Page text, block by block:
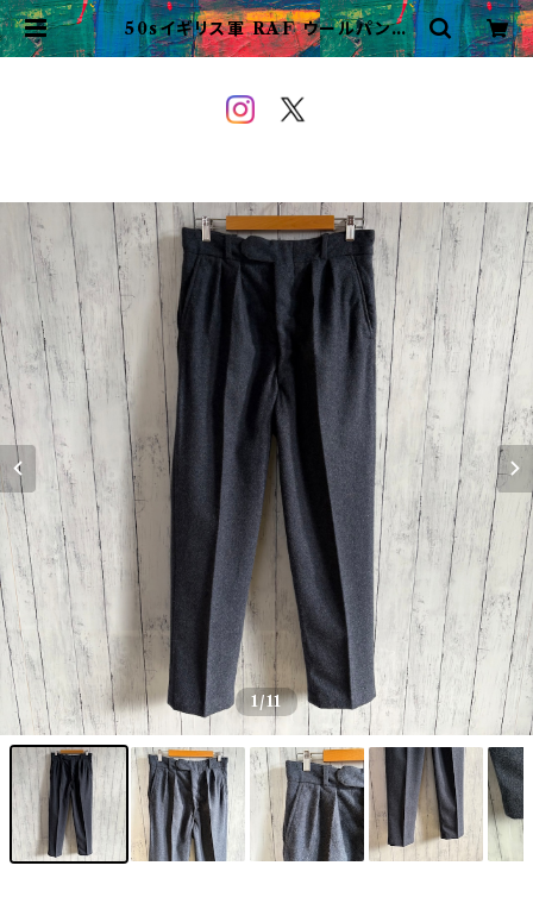
50sイギリス軍 RAF ウールパンツ
ミリタリーパンツ スラックス ビンテ
1/11